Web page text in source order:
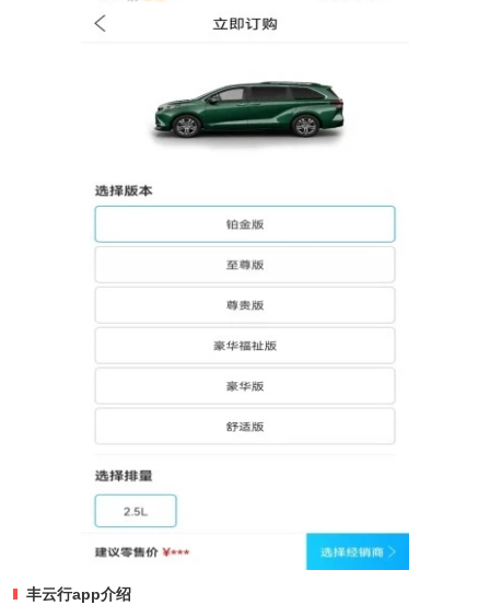
丰云行app介绍